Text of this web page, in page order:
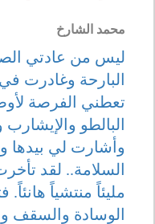
محمد الشارخ
ليس من عادتي
البارحة وغادرت
تعطني الفرصة
البالطو
وأشارت لي بيدها
السلامة.. لقد
مليئاً منتشياً
الوسادة والسقف